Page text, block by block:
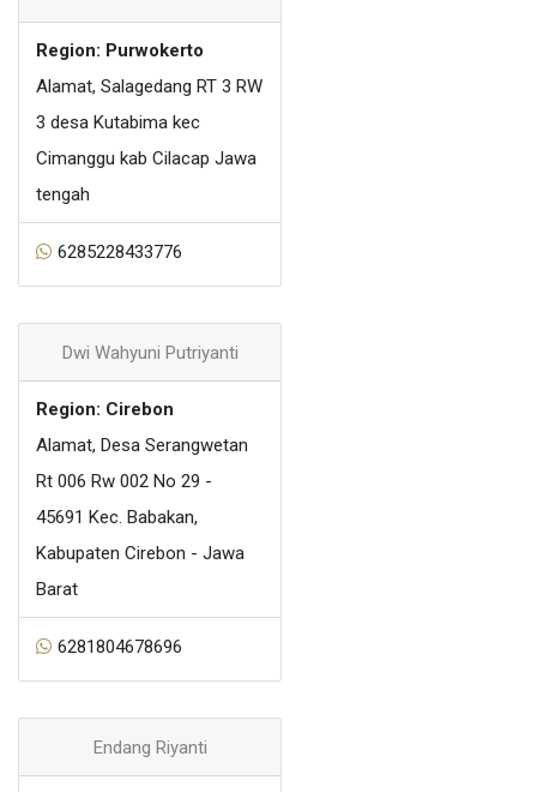
Region: Purwokerto
Alamat, Salagedang RT 3 RW
3 desa Kutabima kec
Cimanggu kab Cilacap Jawa
tengah
6285228433776
Dwi Wahyuni Putriyanti
Region: Cirebon
Alamat, Desa Serangwetan
Rt 006 Rw 002 No 29 -
45691 Kec. Babakan,
Kabupaten Cirebon - Jawa
Barat
6281804678696
Endang Riyanti